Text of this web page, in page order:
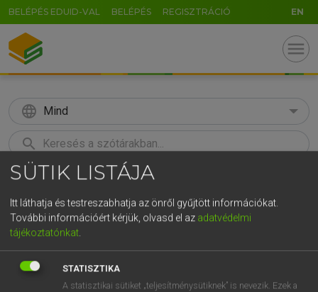
BELÉPÉS EDUID-VAL BELÉPÉS REGISZTRÁCIÓ EN
menu
language Mind
search
KERESÉS
Európai uniós terminológiai szótár
SÜTIK LISTÁJA
Itt láthatja és testreszabhatja az önről gyűjtött információkat.
További információért kérjük, olvasd el az adatvédelmi
tájékoztatónkat.
STATISZTIKA
A statisztikai sütiket „teljesítménysütiknek” is nevezik. Ezek a
GR
t z u i o p
g h j k l é á ű Ω
n m , . AltGr